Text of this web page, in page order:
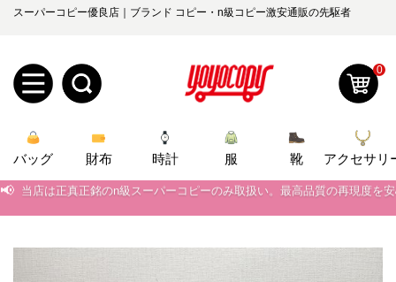
スーパーコピー優良店｜ブランド コピー・n級コピー激安通販の先駆者
規
ユ
ロ
グ
0
バッグ 財布 時計 服 靴 アクセサリ
📢 当店は正真正銘のn級スーパーコピーのみ取扱い。最高品質の再現度を
当店は正真正銘のn級スーパーコピーのみ取扱い。最高品質の再現度を